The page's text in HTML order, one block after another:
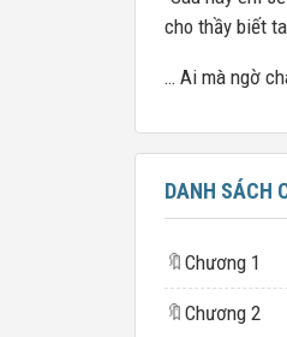
cho thầy biết
… Ai mà ngờ
DANH SÁCH
🔖 Chương 1
🔖 Chương 2